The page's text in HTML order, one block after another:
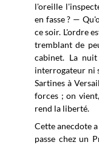
l'oreille
en fasse ? —
ce soir. L'ordre
tremblant de
cabinet. La
interrogateur ni
Sartines à
forces ; on
rend la liberté.
Cette anecdote
passe chez un